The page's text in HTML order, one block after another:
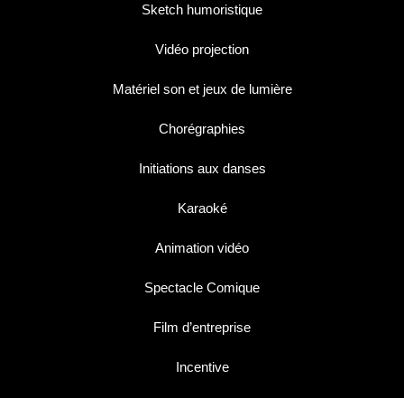
Sketch humoristique
Vidéo projection
Matériel son et jeux de lumière
Chorégraphies
Initiations aux danses
Karaoké
Animation vidéo
Spectacle Comique
Film d’entreprise
Incentive